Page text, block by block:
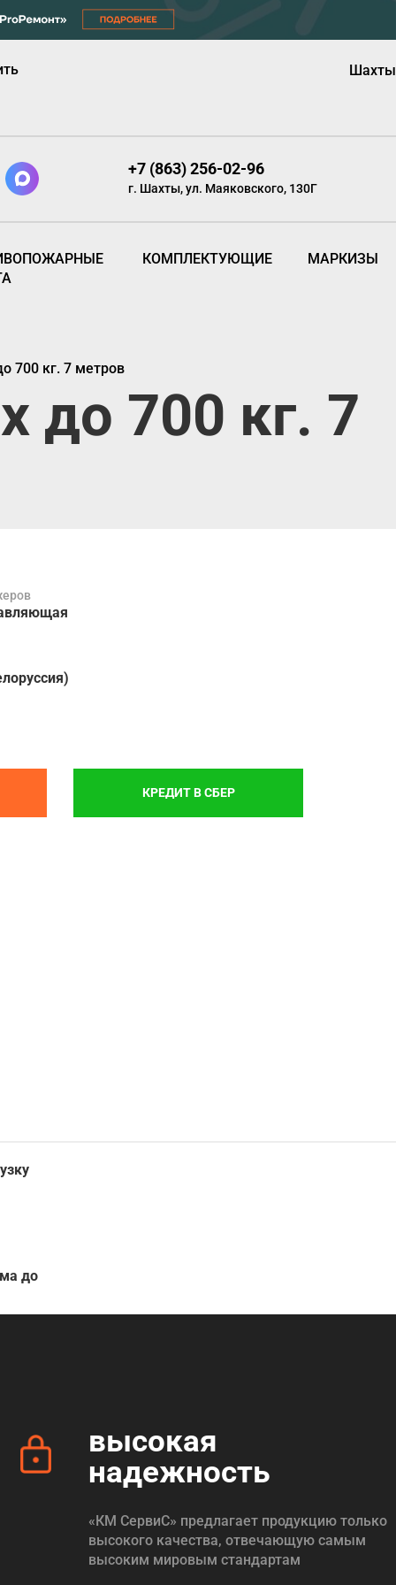
Шахты
+7 (863) 256-02-96
г. Шахты, ул. Маяковского, 130Г
КОМПЛЕКТУЮЩИЕ МАРКИЗЫ
700 кг. 7 метров
до 700 кг. 7
КРЕДИТ В СБЕР
до
высокая
надежность
«КМ СервиС» предлагает продукцию только
высокого качества, отвечающую самым
высоким мировым стандартам